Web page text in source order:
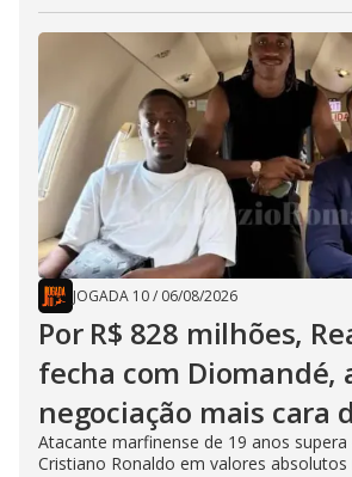
JOGADA 10/ 06/08/2026
Por R$ 828 milhões,
fecha com Diomandé,
negociação mais cara
Atacante marfinense de 19 anos
Cristiano Ronaldo em valores